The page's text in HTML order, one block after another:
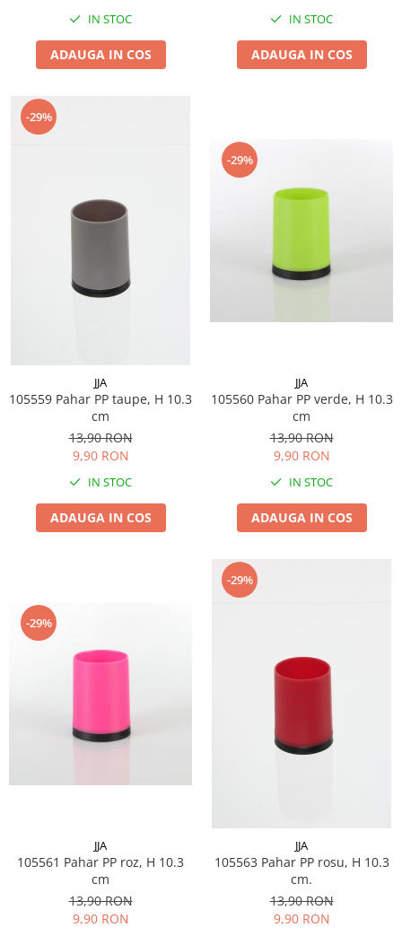
IN STOC
ADAUGA IN COS
IN STOC
ADAUGA IN COS
-29%
JJA
105559 Pahar PP taupe, H 10.3
cm
13,90 RON
9,90 RON
IN STOC
ADAUGA IN COS
-29%
JJA
105560 Pahar PP verde, H 10.3
cm
13,90 RON
9,90 RON
IN STOC
ADAUGA IN COS
-29%
JJA
105561 Pahar PP roz, H 10.3
cm
13,90 RON
9,90 RON
-29%
JJA
105563 Pahar PP rosu, H 10.3
cm.
13,90 RON
9,90 RON